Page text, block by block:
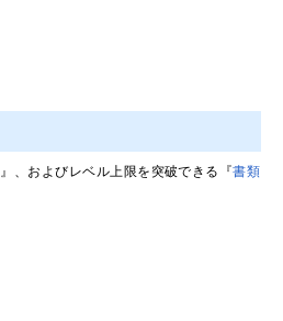
』、およびレベル上限を突破できる『書類